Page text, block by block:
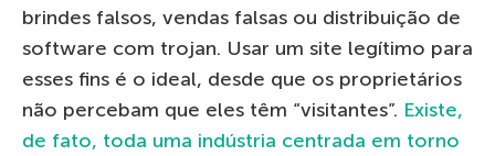
brindes falsos, vendas falsas ou distribuição de
software com trojan. Usar um site legítimo para
esses fins é o ideal, desde que os proprietários
não percebam que eles têm “visitantes”. Existe,
de fato, toda uma indústria centrada em torno